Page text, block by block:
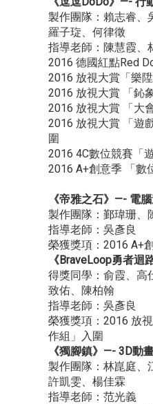
製作團隊：賴志睿、
羅子琁、何律徵
指導老師：陳慧霞、
2016 德國紅點Red
2016 放視大賞「樂
2016 放視大賞 「鈊
2016 放視大賞 「大
2016 放視大賞 「遊
圍
2016 4C數位競賽「
2016 A+創意季 「數
《帝雅之石》—- 電
製作團隊：鄞瑋珊、
指導老師：吳彥良
榮獲獎項：2016 A+
《BraveLoop勇者
得獎同學：俞霞、高
致佑、陳柏翰
指導老師：吳彥良
榮獲獎項：2016 放
作組」入圍
《獨腳鎮》—- 3D動
製作團隊：林崑庭、
許凱雯、楊佳霖
指導老師：范光義